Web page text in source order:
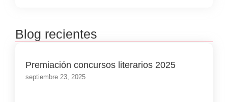
Blog recientes
Premiación concursos literarios 2025
septiembre 23, 2025